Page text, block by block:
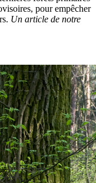
pour empêcher
Un article de notre